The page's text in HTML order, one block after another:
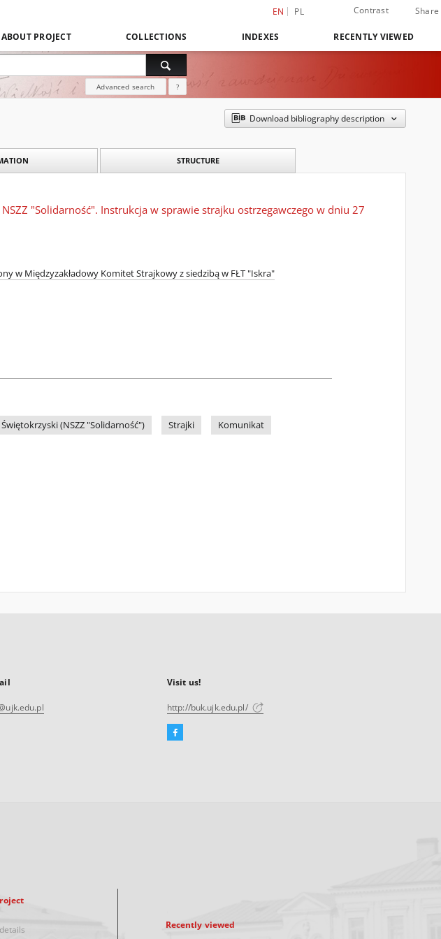
EN PL Contrast Share
ABOUT PROJECT COLLECTIONS INDEXES RECENTLY VIEWED
Advanced search ?
Download bibliography description
STRUCTURE
"Solidarność". Instrukcja w sprawie strajku ostrzegawczego w dniu 27
w Międzyzakładowy Komitet Strajkowy z siedzibą w FŁT "Iskra"
(NSZZ "Solidarność") Strajki Komunikat
Visit us!
http://buk.ujk.edu.pl/
Facebook
Recently viewed